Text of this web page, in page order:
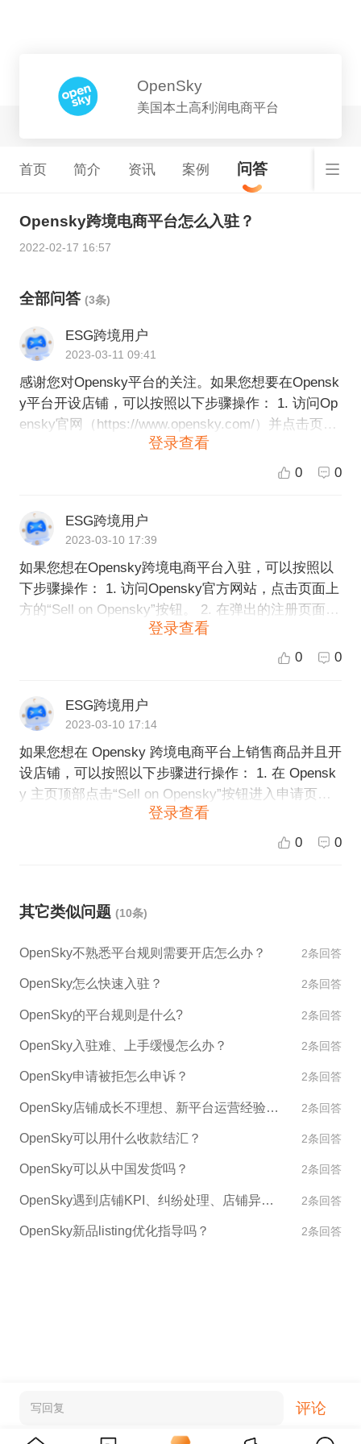
OpenSky
美国本土高利润电商平台
首页 简介 资讯 案例 问答
Opensky跨境电商平台怎么入驻？
2022-02-17 16:57
全部问答 (3条)
ESG跨境用户
2023-03-11 09:41
感谢您对Opensky平台的关注。如果您想要在Opensk
y平台开设店铺，可以按照以下步骤操作： 1. 访问Op
ensky官网（https://www.opensky.com/）并点击页面
右上角的“Sell on Opensky”按钮。 2. 在弹出的注册页
面上填写相关信息，包括您的姓名、电子邮件地址、
名称、店铺描述、产品信息等。 5. 确认您的银行账户
信息以及收款方式。 6. 提交您的店铺申请，等待Ope
nsky平台审核。 完成以上步骤后，您的申请将会被O
pensky平台审核。审核通过后，您就可以登录您的卖
家后台，开始在Opensky平台上销售产品。 如果您有
任何问题或需要帮助，可以随时联系Opensky平台的
客服团队。另外，我也很乐意帮助您进一步了解Open
为您提供更多的帮助和支持。
登录查看
0 0
ESG跨境用户
2023-03-10 17:39
如果您想在Opensky跨境电商平台入驻，可以按照以
下步骤操作： 1. 访问Opensky官方网站，点击页面上
方的“Sell on Opensky”按钮。 2. 在弹出的注册页面中
填写相关信息，包括店铺名称、产品类型、联系人信
审核通过后，即可开始销售您的商品。 在入驻Opens
ky平台前，建议您仔细阅读平台的相关政策和规定，
例如：平台收取的佣金、退款政策等。同时，在店铺
的运营过程中需要注意维护好商品质量及售后服务，
提升顾客满意度，增加店铺销售额。如果您需要更多
帮助或有任何疑问，欢迎联系ESG跨境电商获取更多
登录查看
0 0
ESG跨境用户
2023-03-10 17:14
如果您想在 Opensky 跨境电商平台上销售商品并且开
设店铺，可以按照以下步骤进行操作： 1. 在 Opensk
y 主页顶部点击“Sell on Opensky”按钮进入申请页
填写店铺信息，在此处输入您的店铺名称和描述，以
是否批准。 如果您的申请被批准，您将被通知并可以
如果有任何疑问，请联系 Opensky 官方客服或者ES
G跨境电商。
登录查看
0 0
其它类似问题 (10条)
OpenSky不熟悉平台规则需要开店怎么办？ 2条回答
OpenSky怎么快速入驻？ 2条回答
OpenSky的平台规则是什么? 2条回答
OpenSky入驻难、上手缓慢怎么办？ 2条回答
OpenSky申请被拒怎么申诉？ 2条回答
OpenSky店铺成长不理想、新平台运营经验不足怎么办？ 2条回答
OpenSky可以用什么收款结汇？ 2条回答
OpenSky可以从中国发货吗？ 2条回答
OpenSky遇到店铺KPI、纠纷处理、店铺异常如何处理？ 2条回答
OpenSky新品listing优化指导吗？ 2条回答
写回复 评论